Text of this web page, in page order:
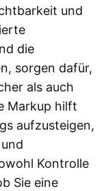
und
die
sorgen dafür,
als auch
Markup hilft
aufzusteigen,
Kontrolle
Sie eine